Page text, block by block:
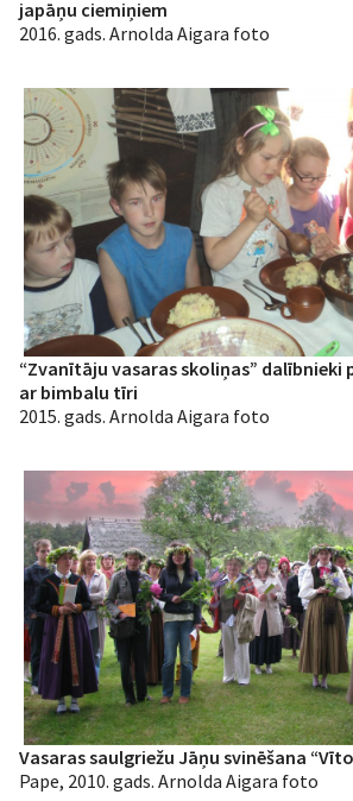
japāņu ciemiņiem
2016. gads. Arnolda Aigara foto
“Zvanītāju vasaras skoliņas” dalībnieki
ar bimbalu tīri
2015. gads. Arnolda Aigara foto
Vasaras saulgriežu Jāņu svinēšana
Pape, 2010. gads. Arnolda Aigara foto